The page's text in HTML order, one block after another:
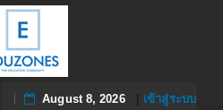
August 8, 2026| เข้าสู่ระบบ